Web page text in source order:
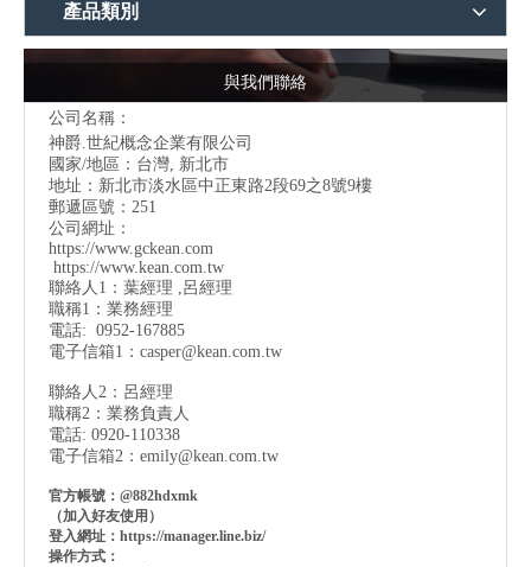
產品類別
與我們聯絡
公司名稱：
神爵.世紀概念企業有限公司
國家/地區：台灣, 新北市
地址： 新北市淡水區中正東路2段69之8號9樓
郵遞區號：251
公司網址：
https://www.gckean.com
https://www.kean.com.tw
聯絡人1：葉經理 ,呂經理
職稱1：業務經理
電話: 0952-167885
電子信箱1： casper@kean.com.tw
聯絡人2：呂經理
職稱2：業務負責人
電話: 0920-110338
電子信箱2： emily@kean.com.tw
官方帳號：@882hdxmk
（加入好友使用）
登入網址：https://manager.line.biz/
操作方式：